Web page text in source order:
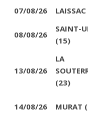
07/08/26
08/08/26
SAINT-
(15)
13/08/26
LA
(23)
14/08/26 MURAT